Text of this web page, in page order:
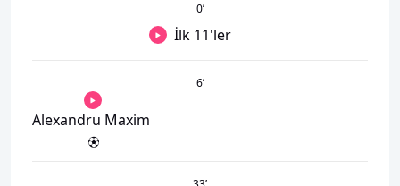
0’
İlk 11'ler
6’
Alexandru Maxim